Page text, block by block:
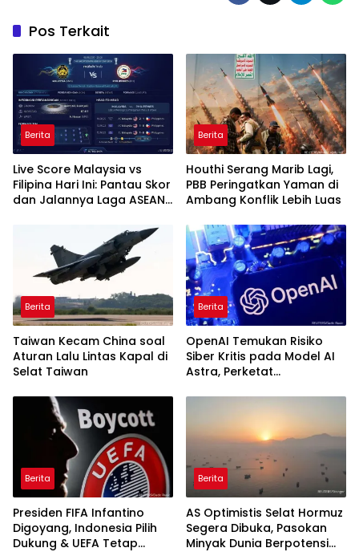
Pos Terkait
Berita
Live Score Malaysia vs
Filipina Hari Ini: Pantau Skor
dan Jalannya Laga ASEAN
Berita
Houthi Serang Marib Lagi,
PBB Peringatkan Yaman di
Ambang Konflik Lebih Luas
Berita
Taiwan Kecam China soal
Aturan Lalu Lintas Kapal di
Selat Taiwan
Berita
OpenAI Temukan Risiko
Siber Kritis pada Model AI
Astra, Perketat
Berita
Presiden FIFA Infantino
Digoyang, Indonesia Pilih
Dukung & UEFA Tetap
Berita
AS Optimistis Selat Hormuz
Segera Dibuka, Pasokan
Minyak Dunia Berpotensi